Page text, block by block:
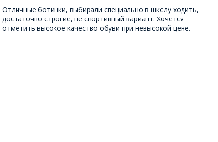
Отличные ботинки, выбирали специально в школу ходить,
достаточно строгие, не спортивный вариант. Хочется
отметить высокое качество обуви при невысокой цене.